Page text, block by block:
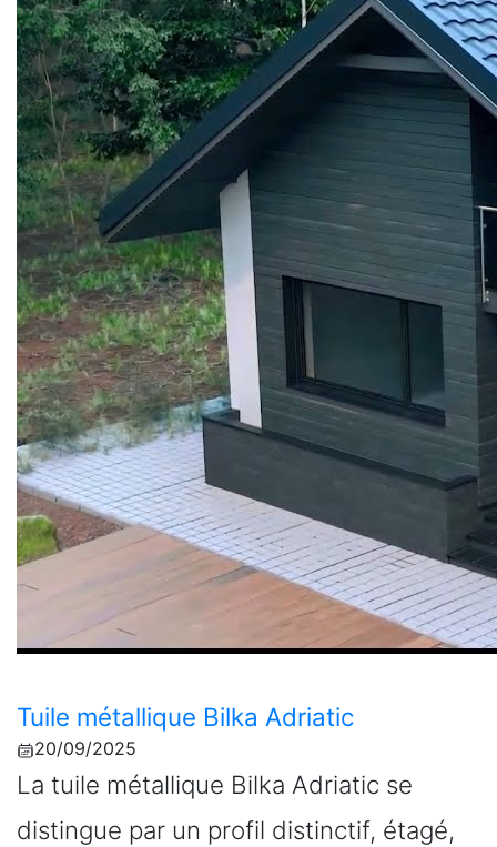
Tuile métallique Bilka Adriatic
20/09/2025
La tuile métallique Bilka Adriatic se
distingue par un profil distinctif, étagé,